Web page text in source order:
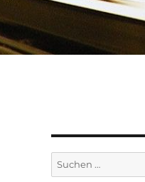
Suchen
nach: